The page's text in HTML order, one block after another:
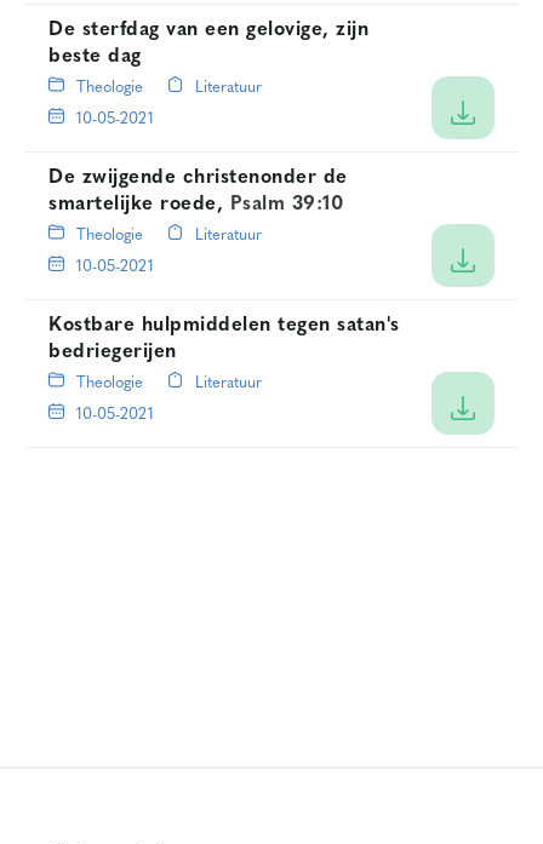
De sterfdag van een gelovige, zijn
beste dag
Theologie
Literatuur
10-05-2021
De zwijgende christenonder de
smartelijke roede,
Psalm 39:10
Theologie
Literatuur
10-05-2021
Kostbare hulpmiddelen tegen satan's
bedriegerijen
Theologie
Literatuur
10-05-2021